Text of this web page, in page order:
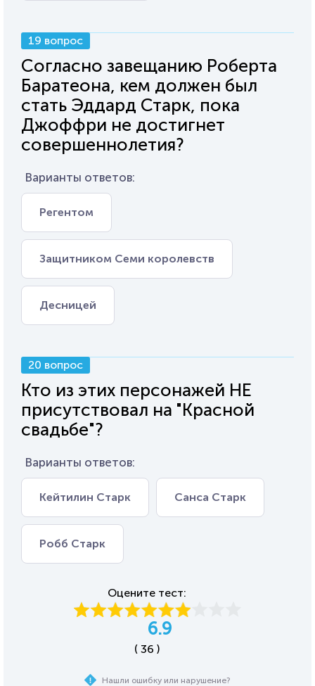
19 вопрос
Согласно завещанию Роберта
Баратеона, кем должен был
стать Эддард Старк, пока
Джоффри не достигнет
совершеннолетия?
Варианты ответов:
Регентом
Защитником Семи королевств
Десницей
20 вопрос
Кто из этих персонажей НЕ
присутствовал на "Красной
свадьбе"?
Варианты ответов:
Кейтилин Старк Санса Старк
Робб Старк
Оцените тест:
6.9
( 36 )
Нашли ошибку или нарушение?